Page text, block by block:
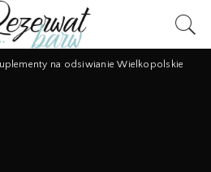
na odsiwianie Wielkopolskie